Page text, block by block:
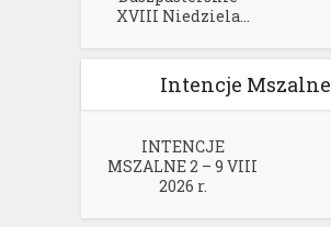
XVIII Niedziela...
Intencje Mszalne
INTENCJE
MSZALNE 2 – 9 VIII
2026 r.